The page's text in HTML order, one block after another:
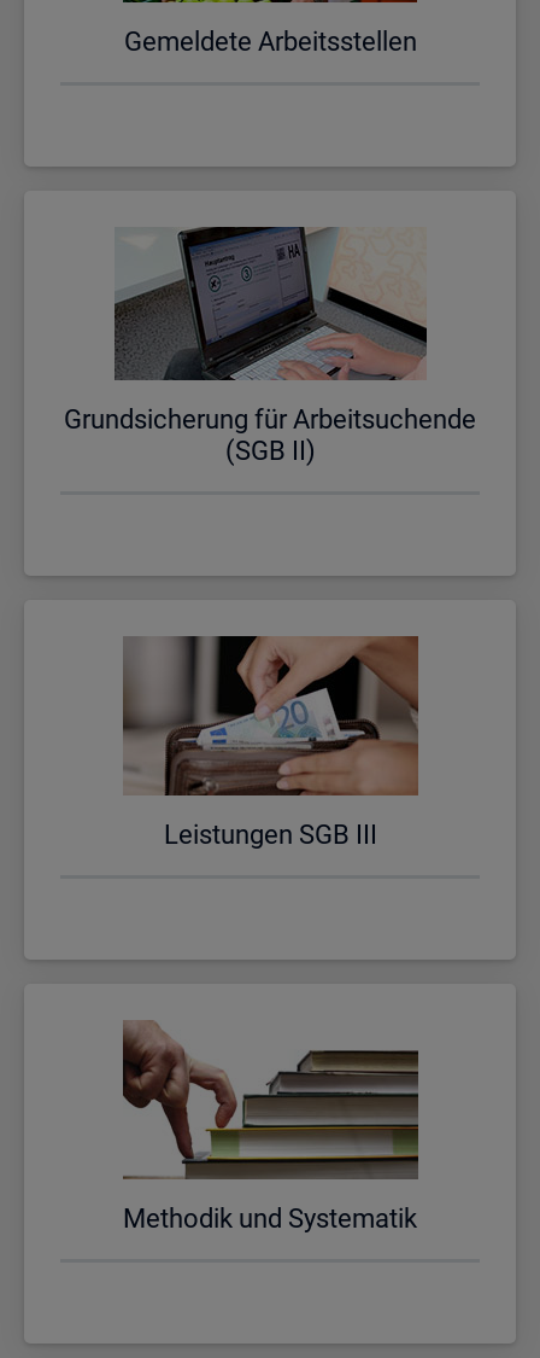
Ge­mel­de­te Ar­beits­stel­len
Grund­si­che­rung für Ar­beit­su­chen­de
(SGB II)
Leis­tun­gen SGB III
Me­tho­dik und Sys­te­ma­tik